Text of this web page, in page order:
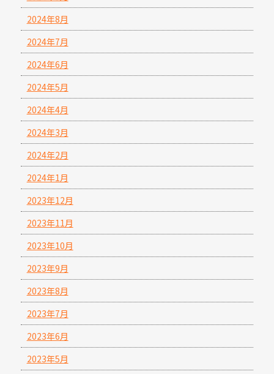
2024年8月
2024年7月
2024年6月
2024年5月
2024年4月
2024年3月
2024年2月
2024年1月
2023年12月
2023年11月
2023年10月
2023年9月
2023年8月
2023年7月
2023年6月
2023年5月